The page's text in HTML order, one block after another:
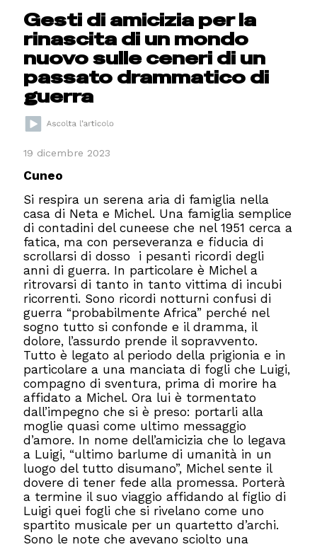
Gesti di amicizia per la
rinascita di un mondo
nuovo sulle ceneri di un
passato drammatico di
guerra
19 dicembre 2023
Cuneo
Si respira un serena aria di famiglia nella
casa di Neta e Michel. Una famiglia semplice
di contadini del cuneese che nel 1951 cerca a
fatica, ma con perseveranza e fiducia di
scrollarsi di dosso i pesanti ricordi degli
anni di guerra. In particolare è Michel a
ritrovarsi di tanto in tanto vittima di incubi
ricorrenti. Sono ricordi notturni confusi di
guerra “probabilmente Africa” perché nel
sogno tutto si confonde e il dramma, il
dolore, l’assurdo prende il sopravvento.
Tutto è legato al periodo della prigionia e in
particolare a una manciata di fogli che Luigi,
compagno di sventura, prima di morire ha
affidato a Michel. Ora lui è tormentato
dall’impegno che si è preso: portarli alla
moglie quasi come ultimo messaggio
d’amore. In nome dell’amicizia che lo legava
a Luigi, “ultimo barlume di umanità in un
luogo del tutto disumano”, Michel sente il
dovere di tener fede alla promessa. Porterà
a termine il suo viaggio affidando al figlio di
Luigi quei fogli che si rivelano come uno
spartito musicale per un quartetto d’archi.
Sono le note che avevano sciolto una